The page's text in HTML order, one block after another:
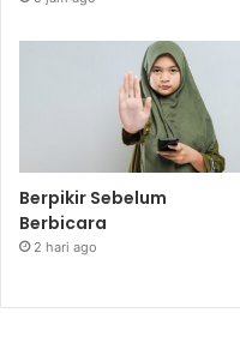
Berpikir Sebelum
Berbicara
2 hari ago